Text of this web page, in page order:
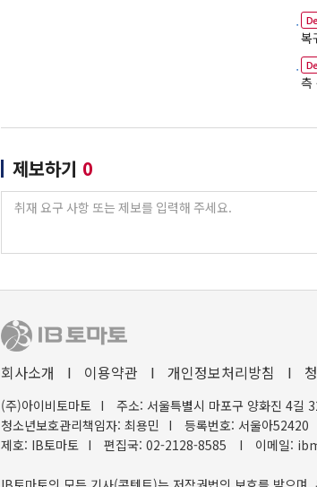
복
측
제보하기 0
회사소개 I 이용약관 I 개인정보처리방침 I
(주)아이비토마토 I 주소: 서울특별시 마포구 양화진 4길
청소년보호관리책임자: 최용민 I 등록번호: 서울아52420
제호: IB토마토 I 편집국: 02-2128-8585 I 이메일: